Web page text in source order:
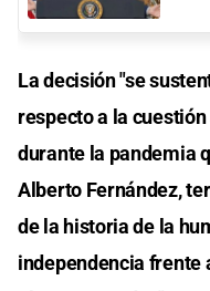
La decisión "se
respecto a la
durante la pandemia
Alberto Fernández,
de la historia de la
independencia frente